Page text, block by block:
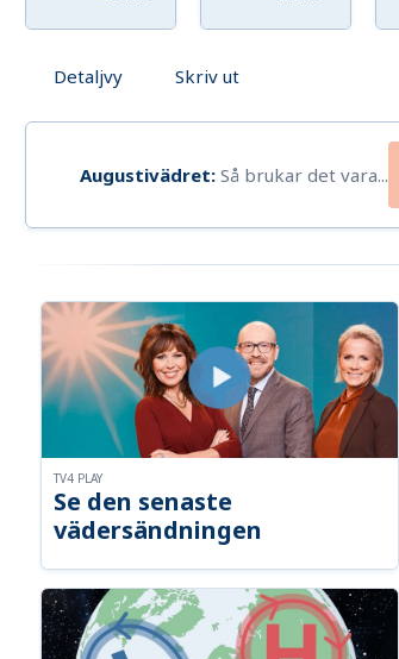
Detaljvy Skriv ut
Augustivädret: Så brukar det vara...
Se den senaste
vädersändningen
TV4 PLAY